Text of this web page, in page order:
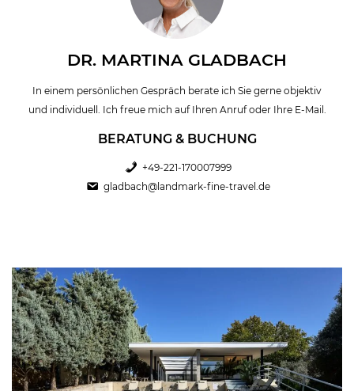
DR. MARTINA GLADBACH
In einem persönlichen Gespräch berate ich Sie gerne objektiv
und individuell. Ich freue mich auf Ihren Anruf oder Ihre E-Mail.
BERATUNG & BUCHUNG
+49-221-170007999
gladbach@landmark-fine-travel.de